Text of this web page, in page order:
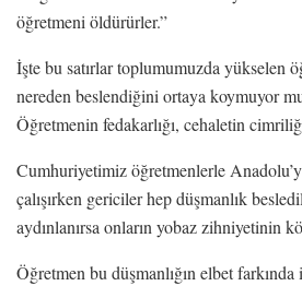
öğretmeni öldürürler.”
İşte bu satırlar toplumumuzda yükselen
nereden beslendiğini ortaya koymuyor
Öğretmenin fedakarlığı, cehaletin
Cumhuriyetimiz öğretmenlerle
çalışırken gericiler hep düşmanlık
aydınlanırsa onların yobaz zihniyetinin
Öğretmen bu düşmanlığın elbet